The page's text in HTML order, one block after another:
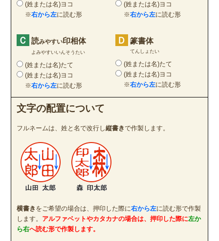
(姓または名)ヨコ
※右から左に読む形
Ｃ 読みやすい印相体
よみやすいいんそうたい
(姓または名)たて
(姓または名)ヨコ
※右から左に読む形
(姓または名)ヨコ
※右から左に読む形
Ｄ 篆書体
てんしょたい
(姓または名)たて
(姓または名)ヨコ
※右から左に読む形
文字の配置について
フルネームは、姓と名で改行し縦書きで作製します。
横書き をご希望の場合は、押印した際に右から左に読む形で作製
します。 アルファベットやカタカナの場合は、押印した際に左か
ら右へ読む形で作製します。